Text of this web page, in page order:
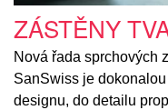
ZÁSTĚNY
Nová řada sprchových
SanSwiss je
designu, do detailu